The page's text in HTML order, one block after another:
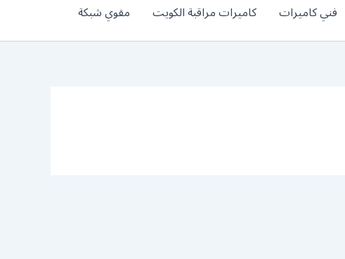
فني كاميرات كاميرات مراقبة الكويت مقوي شبكة